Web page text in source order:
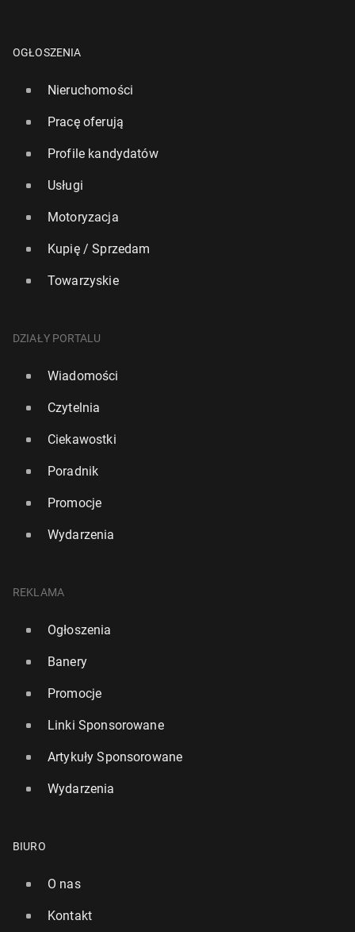
OGŁOSZENIA
Nieruchomości
Pracę oferują
Profile kandydatów
Usługi
Motoryzacja
Kupię / Sprzedam
Towarzyskie
DZIAŁY PORTALU
Wiadomości
Czytelnia
Ciekawostki
Poradnik
Promocje
Wydarzenia
REKLAMA
Ogłoszenia
Banery
Promocje
Linki Sponsorowane
Artykuły Sponsorowane
Wydarzenia
BIURO
O nas
Kontakt